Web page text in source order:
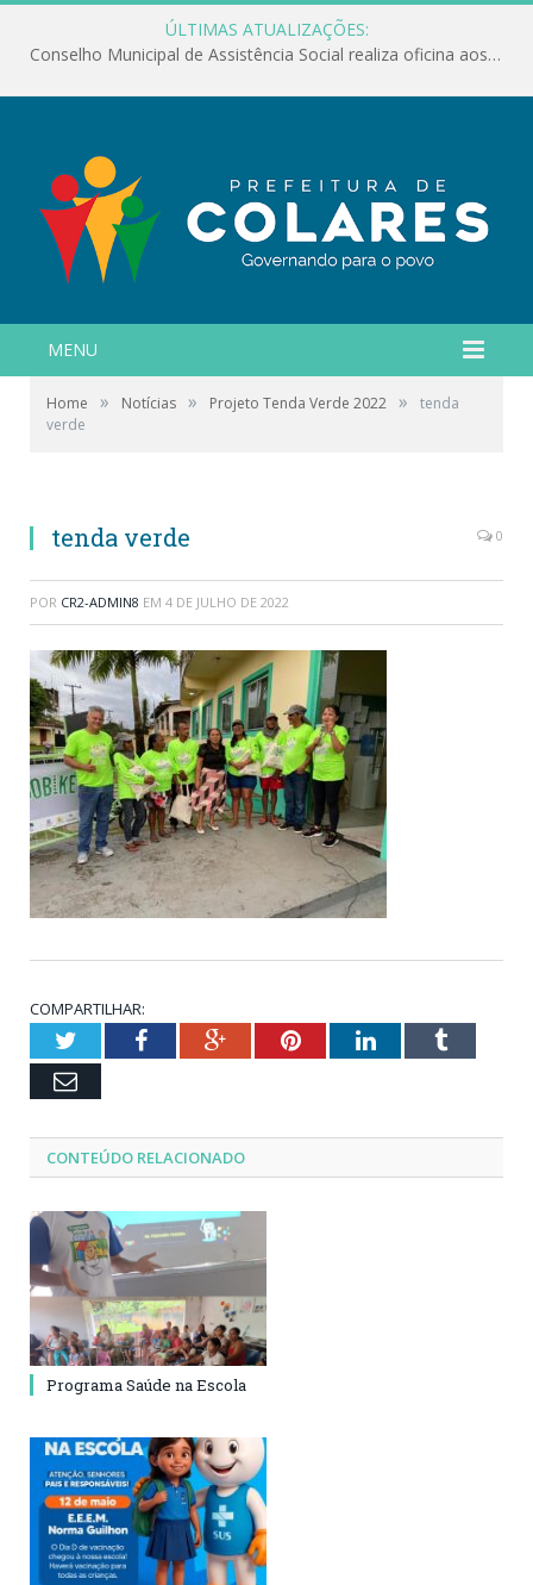
ÚLTIMAS ATUALIZAÇÕES:
Conselho Municipal de Assistência Social realiza oficina aos servidores
MENU
Home » Notícias » Projeto Tenda Verde 2022 »
tenda
verde
tenda verde 0
POR CR2-ADMIN8 EM 4 DE JULHO DE 2022
COMPARTILHAR:
TwitterFacebookGoogle+PinterestLinkedInTumblr
Email
CONTEÚDO RELACIONADO
Programa Saúde na Escola